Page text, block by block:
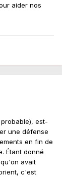
aider nos
est-
une défense
en fin de
Étant donné
avait
c'est